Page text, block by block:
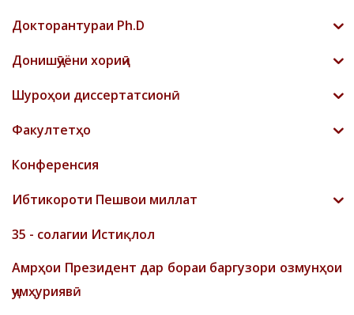
Докторантураи Ph.D
Донишҷӯёни хориҷӣ
Шyроҳои диссертатсионӣ
Факултетҳо
Конференсия
Ибтикороти Пешвои миллат
35 - солагии Истиқлол
Амрҳои Президент дар бораи баргузори озмунҳои
ҷумҳуриявӣ